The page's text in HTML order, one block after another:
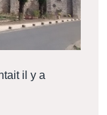
il y a